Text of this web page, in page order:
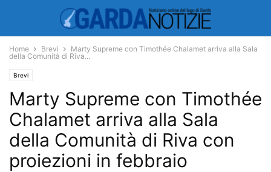
Home Brevi
Marty Supreme con Timothée Chalamet arriva alla Sala
della Comunità di Riva...
Brevi
Marty Supreme con Timothée
Chalamet arriva alla Sala
della Comunità di Riva con
proiezioni in febbraio